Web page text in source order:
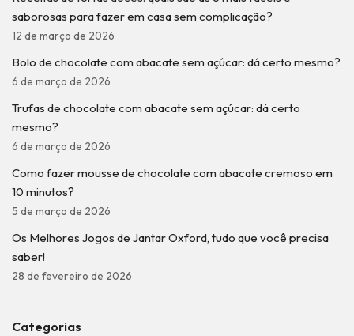
saborosas para fazer em casa sem complicação?
12 de março de 2026
Bolo de chocolate com abacate sem açúcar: dá certo mesmo?
6 de março de 2026
Trufas de chocolate com abacate sem açúcar: dá certo
mesmo?
6 de março de 2026
Como fazer mousse de chocolate com abacate cremoso em
10 minutos?
5 de março de 2026
Os Melhores Jogos de Jantar Oxford, tudo que você precisa
saber!
28 de fevereiro de 2026
Categorias